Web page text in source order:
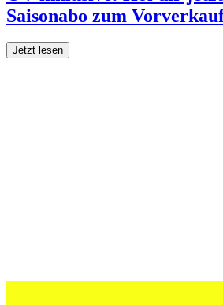
Saisonabo zum
Jetzt lesen